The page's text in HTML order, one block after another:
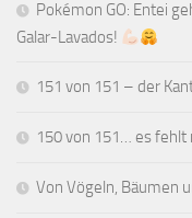
Pokémon GO: Entei
Galar-Lavados!
151 von 151 – der
150 von 151… es fehlt
Von Vögeln, Bäumen